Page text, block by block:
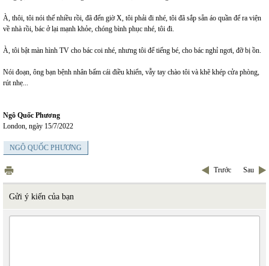
À, thôi, tôi nói thế nhiều rồi, đã đến giờ X, tôi phải đi nhé, tôi đã sắp sẵn áo quần để ra viện
về nhà rồi, bác ở lại mạnh khỏe, chóng bình phục nhé, tôi đi.
À, tôi bật màn hình TV cho bác coi nhé, nhưng tôi để tiếng bé, cho bác nghỉ ngơi, đỡ bị ồn.
Nói đoạn, ông bạn bệnh nhân bấm cái điều khiển, vẫy tay chào tôi và khẽ khép cửa phòng,
rút nhẹ...
Ngô Quốc Phương
London, ngày 15/7/2022
NGÔ QUỐC PHƯƠNG
Trước Sau
Gửi ý kiến của bạn